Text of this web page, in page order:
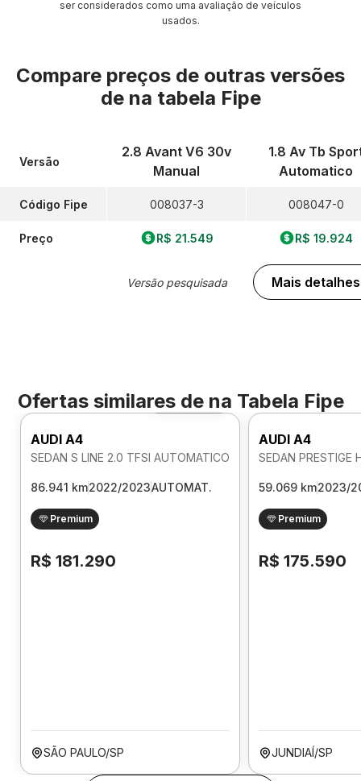
ser considerados como uma avaliação de veículos
usados.
Compare preços de outras versões
de na tabela Fipe
Versão
Código Fipe
Preço
2.8 Avant V6 30v
Manual
008037-3
R$ 21.549
Versão pesquisada
1.8 Av Tb
Automatico
008047-0
R$ 19.924
Mais detalhes
Ofertas similares de na Tabela Fipe
Foto 360º
AUDI A4
SEDAN S LINE 2.0 TFSI AUTOMATICO
86.941 km2022/2023AUTOMAT.
Premium
R$ 181.290
SÃO PAULO/SP
AUDI A4
59.069 km2023/
Premium
R$ 175.590
JUNDIAÍ/SP